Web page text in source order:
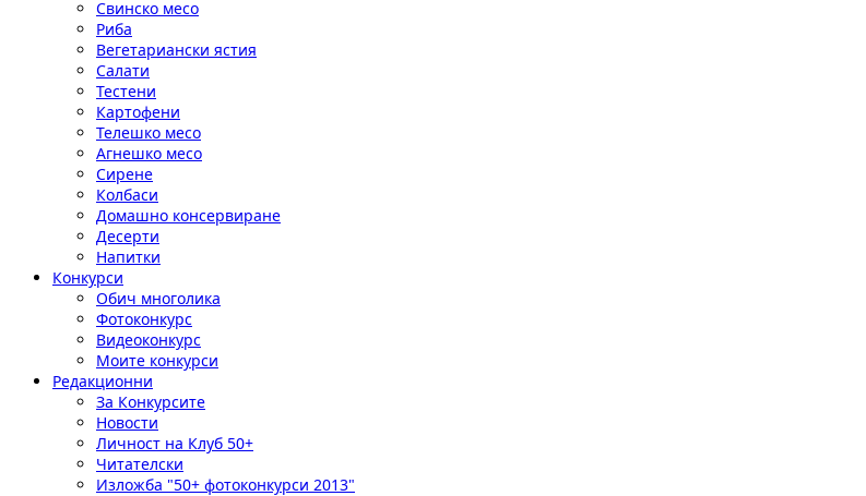
Свинско месо
Риба
Вегетариански ястия
Салати
Тестени
Картофени
Телешко месо
Агнешко месо
Сирене
Колбаси
Домашно консервиране
Десерти
Напитки
Конкурси
Обич многолика
Фотоконкурс
Видеоконкурс
Моите конкурси
Редакционни
За Конкурсите
Новости
Личност на Клуб 50+
Читателски
Изложба "50+ фотоконкурси 2013"